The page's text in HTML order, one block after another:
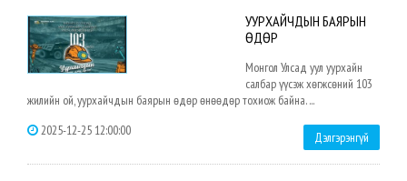
УУРХАЙЧДЫН БАЯРЫН
ӨДӨР
Монгол Улсад уул уурхайн
салбар үүсэж хөгжсөний 103
жилийн ой, уурхайчдын баярын өдөр өнөөдөр тохиож байна. ...
2025-12-25 12:00:00
Дэлгэрэнгүй